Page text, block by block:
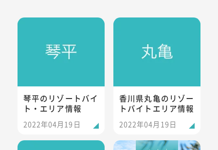
琴平のリゾートバイト・エリア情報
琴平のリゾートバイ
ト・エリア情報
2022年04月19日
香川県丸亀のリゾートバイトエ
香川県丸亀のリゾー
トバイトエリア情報
2022年04月19日
直島のリゾートバイト・エリア情報小豆島のリゾートバイト・エリ